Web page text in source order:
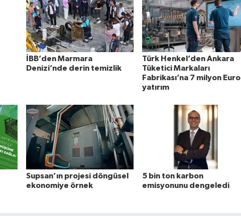
İBB’den Marmara
Denizi’nde derin temizlik
Türk Henkel’den Ankara
Tüketici Markaları
Fabrikası’na 7 milyon Euro
yatırım
Supsan’ın projesi döngüsel
ekonomiye örnek
5 bin ton karbon
emisyonunu dengeledi